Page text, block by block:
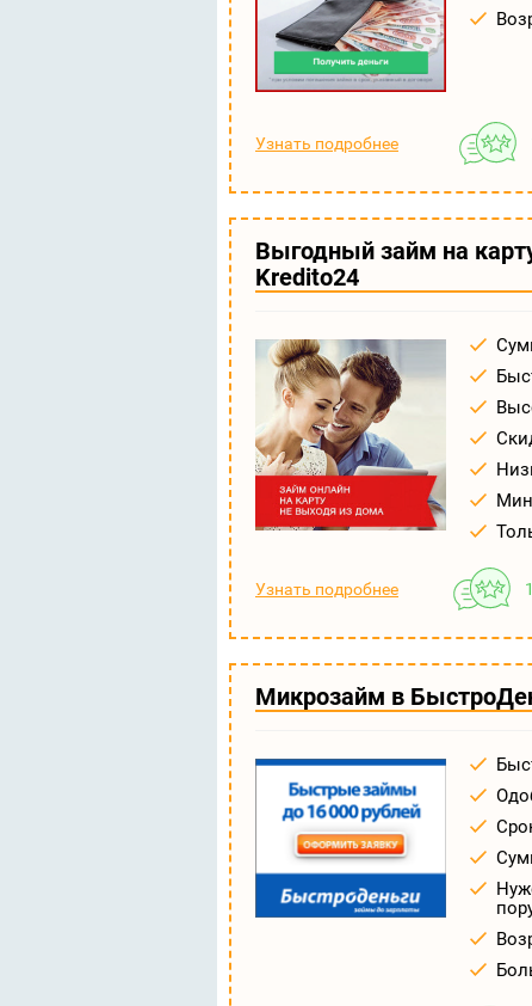
Узнать подробнее
Выгодный займ на
Kredito24
Узнать подробнее
Микрозайм в